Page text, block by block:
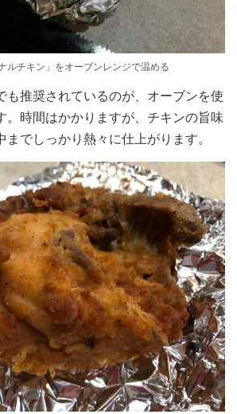
ルチキン」をオーブンレンジで温める
も推奨されているのが、オーブンを使
。時間はかかりますが、チキンの旨味
までしっかり熱々に仕上がります。